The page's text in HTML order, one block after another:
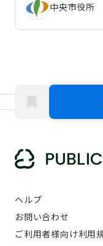
中央市役所
ヘルプ
お問い合わせ
ご利用者様向け利用